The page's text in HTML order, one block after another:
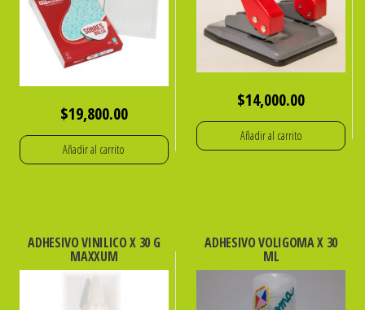
$19,800.00
Añadir al carrito
$14,000.00
Añadir al carrito
ADHESIVO VINILICO X 30 G
MAXXUM
ADHESIVO VOLIGOMA X 30
ML